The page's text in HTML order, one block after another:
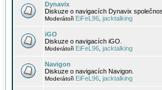
Dynavix
Diskuze o navigacích Dynavix
Moderátoři EiFeL96 jacktalking
iGO
Diskuze o navigacích iGO.
Moderátoři EiFeL96 jacktalking
Navigon
Diskuze o navigacích Navigon.
Moderátoři EiFeL96 jacktalking